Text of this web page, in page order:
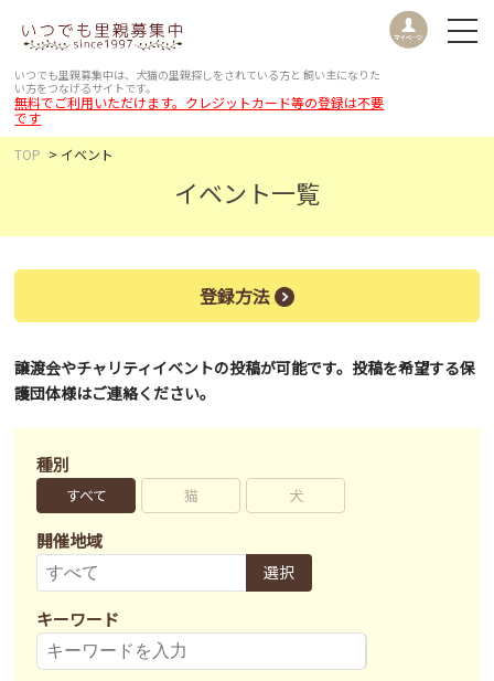
いつでも里親募集中は、犬猫の里親探しをされている方と 飼い主になりた
い方をつなげるサイトです。
無料でご利用いただけます。クレジットカード等の登録は不要
です
TOP
イベント
イベント一覧
登録方法
譲渡会やチャリティイベントの投稿が可能です。投稿を希望する保
護団体様はご連絡ください。
種別
すべて 猫 犬
開催地域
選択
キーワード